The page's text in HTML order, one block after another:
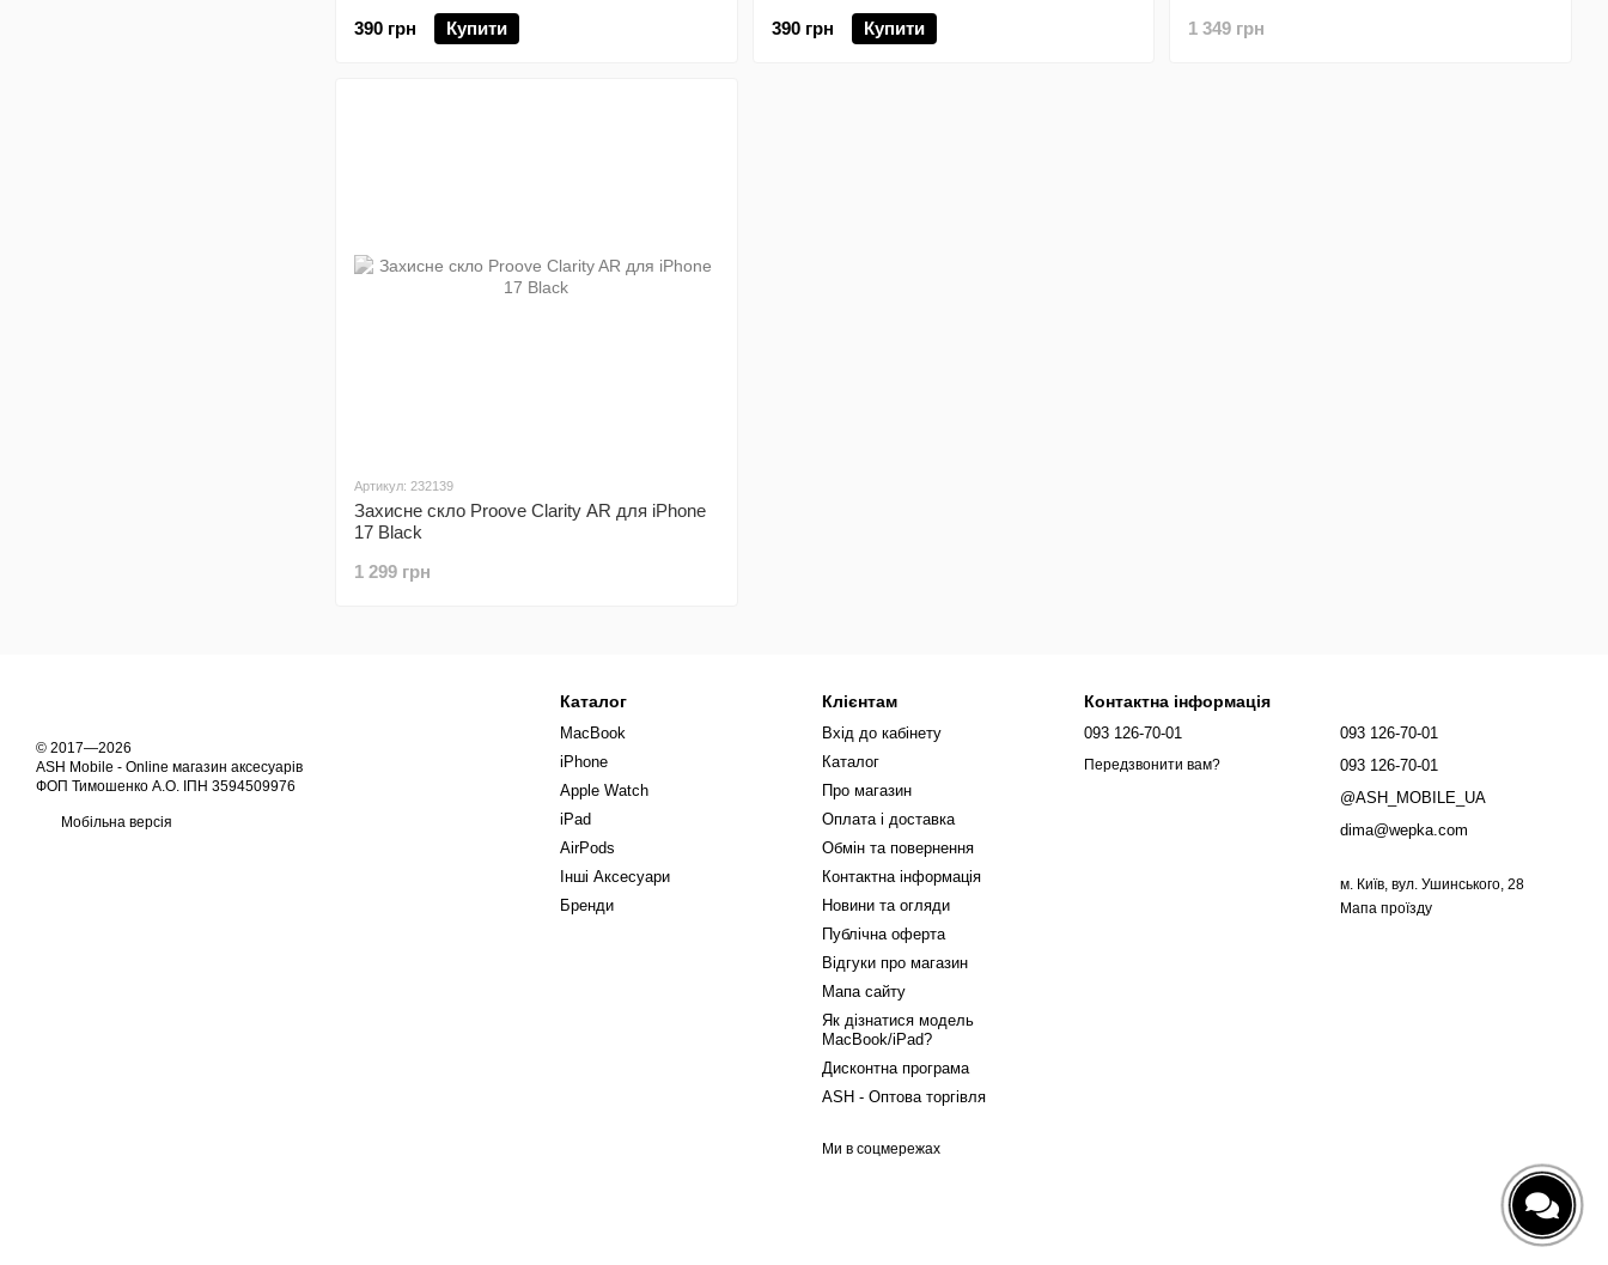
390 грн
Купити
390 грн
Купити
1 349 грн
Артикул: 232139
Захисне скло Proove Clarity AR для iPhone
17 Black
1 299 грн
© 2017—2026
ASH Mobile - Online магазин аксесуарів
ФОП Тимошенко А.О. ІПН 3594509976
Мобільна версія
Каталог
MacBook
iPhone
Apple Watch
iPad
AirPods
Інші Аксесуари
Бренди
Клієнтам
Вхід до кабінету
Каталог
Про магазин
Оплата і доставка
Обмін та повернення
Контактна інформація
Новини та огляди
Публічна оферта
Відгуки про магазин
Мапа сайту
Як дізнатися модель
MacBook/iPad?
Дисконтна програма
ASH - Оптова торгівля
Ми в соцмережах
Контактна інформація
093 126-70-01
Передзвонити вам?
093 126-70-01
093 126-70-01
@ASH_MOBILE_UA
dima@wepka.com
м. Київ, вул. Ушинського, 28
Мапа проїзду